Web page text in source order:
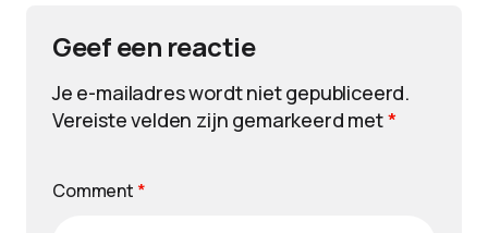
Geef een reactie
Je e-mailadres wordt niet gepubliceerd.
Vereiste velden zijn gemarkeerd met*
Comment *